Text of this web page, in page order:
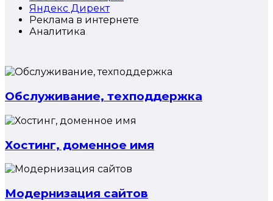
Яндекс Директ
Реклама в интернете
Аналитика
Обслуживание, техподдержка
Хостинг, доменное имя
Модернизация сайтов